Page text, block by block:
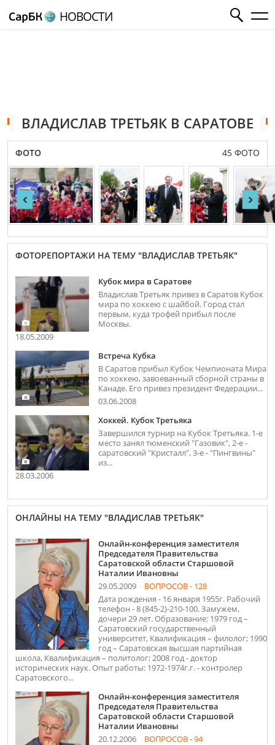
НОВОСТИ
ВЛАДИСЛАВ ТРЕТЬЯК В САРАТОВЕ
ФОТО 45 ФОТО
‹ ›
ФОТОРЕПОРТАЖИ НА ТЕМУ "ВЛАДИСЛАВ ТРЕТЬЯК"
Кубок мира в Саратове
Владислав Третьяк привез в Саратов Кубок
мира по хоккею с шайбой. Город стал
первым, куда трофей прибыл после
Москвы.
18.05.2009
Встреча Кубка
В Саратов прибыл Кубок Чемпионата Мира
по хоккею, завоеванный сборной страны в
Канаде. Его привез президент Федерации...
03.06.2008
Хоккей. Кубок Третьяка
Завершился турнир на Кубок Третьяка. 1-е
место занял тюменский "Газовик", 2-е -
саратовский "Кристалл", 3-е - "Пингвины"
из...
28.03.2006
ОНЛАЙНЫ НА ТЕМУ "ВЛАДИСЛАВ ТРЕТЬЯК"
Онлайн-конференция заместителя
Председателя Правительства
Саратовской области Старшовой
Наталии Ивановны
29.05.2009
ВОПРОСОВ - 128
Дата рождения - 16 января 1955г. Рабочий
телефон - 8 (845-2)-210-100. Замужем,
дочери 29 лет. Образование: 1979 год –
Саратовский государственный
университет, Квалификация – филолог; 1990
год – Саратовская высшая партийная
школа, Квалификация – политолог; 2008 год - доктор
исторических наук. Опыт работы: 1972-1974г.г. - контролер
Саратовского...
Онлайн-конференция заместителя
Председателя Правительства
Саратовской области Старшовой
Наталии Ивановны
20.12.2006
ВОПРОСОВ - 94